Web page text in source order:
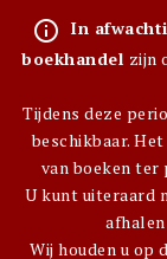
info_outline In
boekhandel zijn
Tijdens deze
beschikbaar.
van boeken
U kunt uiteraard
Wij houden u op